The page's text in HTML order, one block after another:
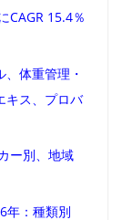
CAGR 15.4％
体重管理・
キス、プロバ
ー別、地域
年：種類別